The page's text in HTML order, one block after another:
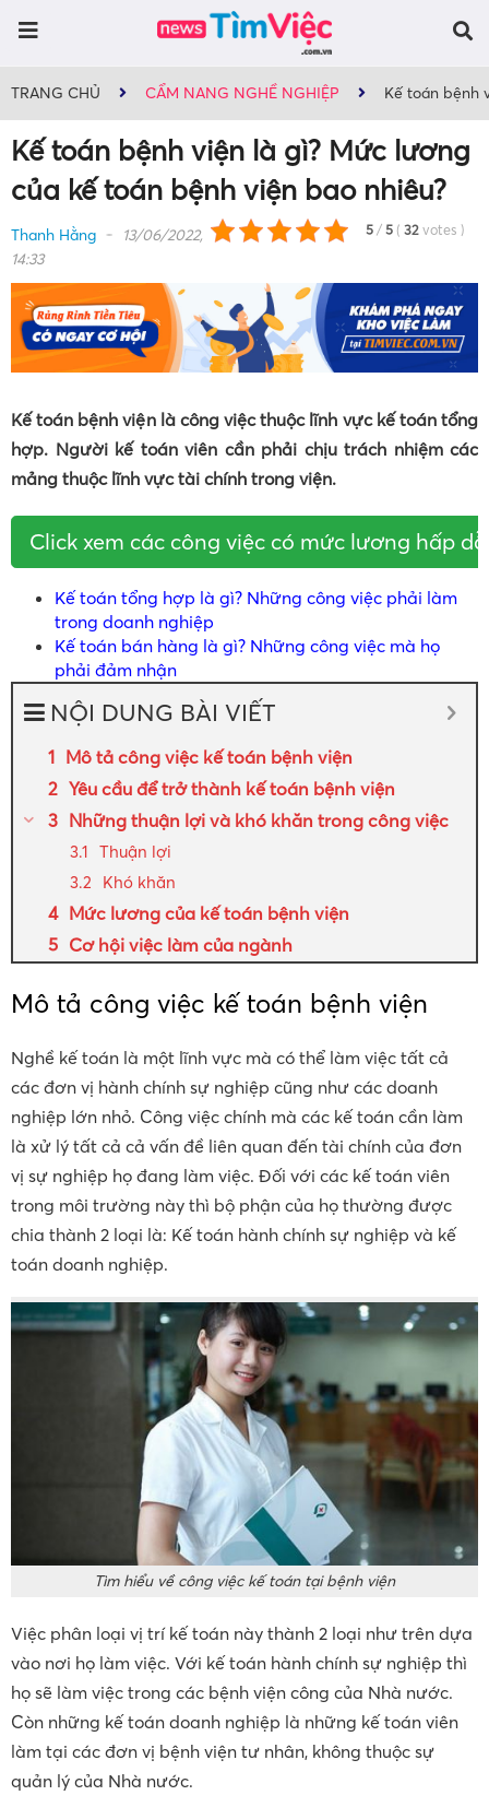
TRANG CHỦ CẨM NANG NGHỀ NGHIỆP Kế toán bệnh
Kế toán bệnh viện là gì? Mức lương
của kế toán bệnh viện bao nhiêu?
5 / 5 ( 32 votes )
Thanh Hằng
13/06/2022,
14:33
Kế toán bệnh viện là công việc thuộc lĩnh vực kế toán tổng
hợp. Người kế toán viên cần phải chịu trách nhiệm các
mảng thuộc lĩnh vực tài chính trong viện.
Click xem các công việc có mức lương hấp
Kế toán tổng hợp là gì? Những công việc phải làm
trong doanh nghiệp
Kế toán bán hàng là gì? Những công việc mà họ
phải đảm nhận
NỘI DUNG BÀI VIẾT
Mô tả công việc kế toán bệnh viện
Yêu cầu để trở thành kế toán bệnh viện
Những thuận lợi và khó khăn trong công việc
Thuận lợi
Khó khăn
Mức lương của kế toán bệnh viện
Cơ hội việc làm của ngành
Mô tả công việc kế toán bệnh viện
Nghề kế toán là một lĩnh vực mà có thể làm việc tất cả
các đơn vị hành chính sự nghiệp cũng như các doanh
nghiệp lớn nhỏ. Công việc chính mà các kế toán cần làm
là xử lý tất cả cả vấn đề liên quan đến tài chính của đơn
vị sự nghiệp họ đang làm việc. Đối với các kế toán viên
trong môi trường này thì bộ phận của họ thường được
chia thành 2 loại là: Kế toán hành chính sự nghiệp và kế
toán doanh nghiệp.
Tìm hiểu về công việc kế toán tại bệnh viện
Việc phân loại vị trí kế toán này thành 2 loại như trên dựa
vào nơi họ làm việc. Với kế toán hành chính sự nghiệp thì
họ sẽ làm việc trong các bệnh viện công của Nhà nước.
Còn những kế toán doanh nghiệp là những kế toán viên
làm tại các đơn vị bệnh viện tư nhân, không thuộc sự
quản lý của Nhà nước.